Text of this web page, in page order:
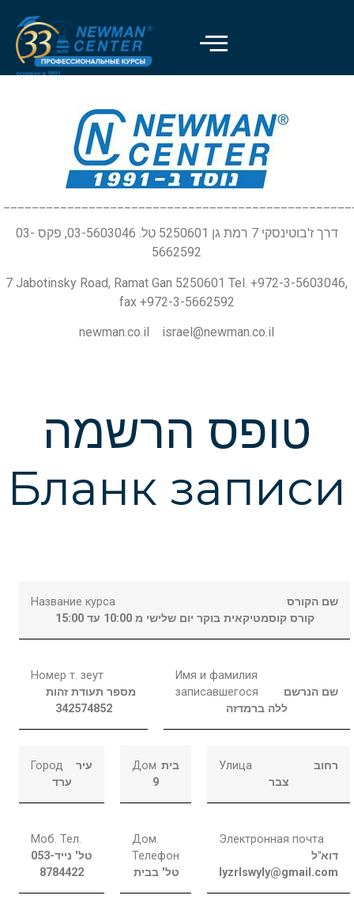
דרך ז'בוטינסקי 7 רמת גן 5250601 טל. 03-5603046, פקס 03-
5662592
7 Jabotinsky Road, Ramat Gan 5250601 Tel. +972-3-5603046,
fax +972-3-5662592
newman.co.il israel@newman.co.il
טופס הרשמה
Бланк записи
Название курса
שם הקורס
קורס קוסמטיקאית בוקר יום שלישי מ 10:00 עד 15:00
Номер т. зеут
מספר תעודת זהות
342574852
Имя и фамилия
записавшегося
שם הנרשם
ללה ברמדזה
Город
עיר
ערד
Дом בית
9
Улица
רחוב
צבר
Моб. Тел.
טל' נייד053-
8784422
Дом.
Телефон
טל' בבית
Электронная почта
דוא"ל
lyzrlswyly@gmail.com